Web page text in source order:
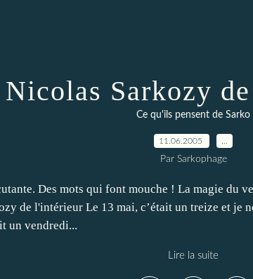
Nicolas Sarkozy
Ce qu'ils pensent de Sarko
11.06.2005
Par Sarkophage
Des mots qui font mouche ! La magie du
de l'intérieur Le 13 mai, c’était un treize et je
un vendredi...
Lire la suite